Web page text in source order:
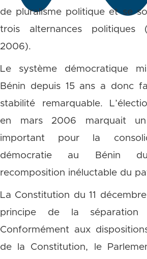
de pluralisme politique et se
trois alternances politiques
2006).
Le système démocratique
Bénin depuis 15 ans a donc
stabilité remarquable.
en mars 2006 marquait
important pour la
démocratie au Bénin
recomposition inéluctable du
La Constitution du 11
principe de la séparation
Conformément aux
de la Constitution, le